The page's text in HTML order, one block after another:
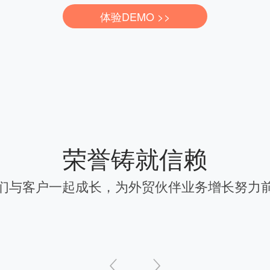
体验DEMO >>
荣誉铸就信赖
与客户一起成长，为外贸伙伴业务增长努力